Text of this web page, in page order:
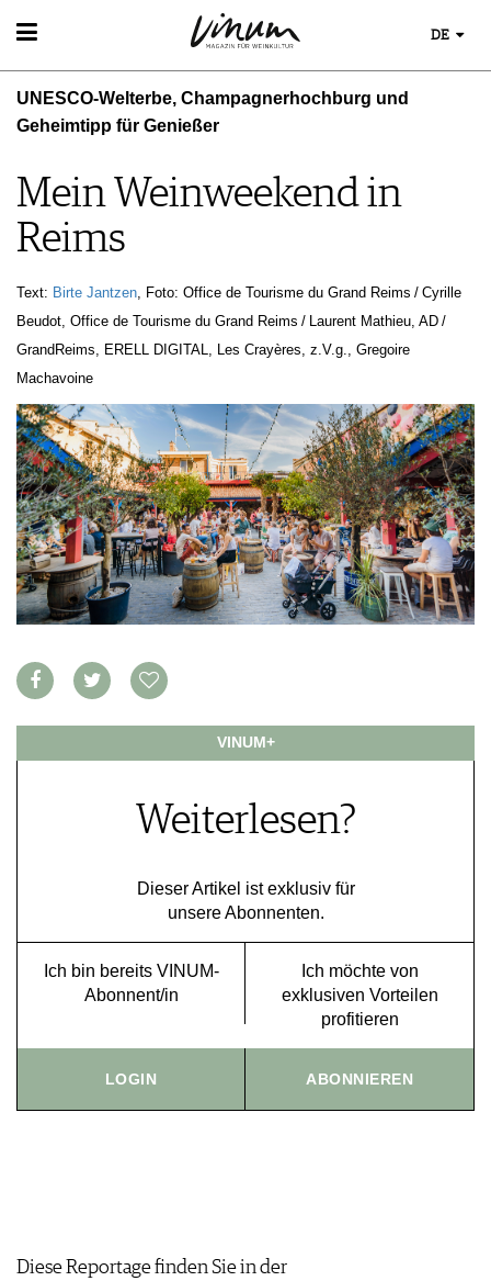
WEIN
WEINSUCHE
GUIDE WEINGÜTER
WINZER
TRINKREIFETABELLE
CLUB LES DOMAINES
WEINWISSEN
WEINLEXIKON
WEINGESCHICHTE
WEINLAGERUNG
TIPPS & TRICKS
NEWS
EVENTKALENDER
AWARDS
EVENT-BILDER
ESSEN & TRINKEN
FOOD PAIRING TIPPS
REZEPTE
HOTSPOTS
WEINREISEN
MAGAZIN
REPORTAGEN
DOSSIER
WINEGUIDES
KLARTEXT
EXTRAS
ABO
AUSGABE
VORTEILSWELT
MEDIATHEK
APPS
VIDEOS
BILDSTRECKEN
BÜCHER
NEWS
WEINWIRTSCHAFT
WEINSZENE
PORTRAITS
ARCHIV
ANMELDEN
AWARDS
GEWINNSPIELE
WERBUNG
PRESSE
IMPRESSUM
DE
UNESCO-Welterbe, Champagnerhochburg und
Geheimtipp für Genießer
Mein Weinweekend in
Reims
Text: Birte Jantzen, Foto: Office de Tourisme du Grand Reims / Cyrille
Beudot, Office de Tourisme du Grand Reims / Laurent Mathieu, AD /
GrandReims, ERELL DIGITAL, Les Crayères, z.V.g., Gregoire
Machavoine
VINUM+
Weiterlesen?
Dieser Artikel ist exklusiv für
unsere Abonnenten.
Ich bin bereits VINUM-
Abonnent/in
Ich möchte von
exklusiven Vorteilen
profitieren
LOGIN ABONNIEREN
Diese Reportage finden Sie in der